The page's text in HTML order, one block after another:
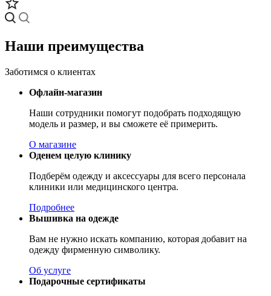
Наши преимущества
Заботимся о клиентах
Офлайн-магазин
Наши сотрудники помогут подобрать подходящую
модель и размер, и вы сможете её примерить.
О магазине
Оденем целую клинику
Подберём одежду и аксессуары для всего персонала
клиники или медицинского центра.
Подробнее
Вышивка на одежде
Вам не нужно искать компанию, которая добавит на
одежду фирменную символику.
Об услуге
Подарочные сертификаты